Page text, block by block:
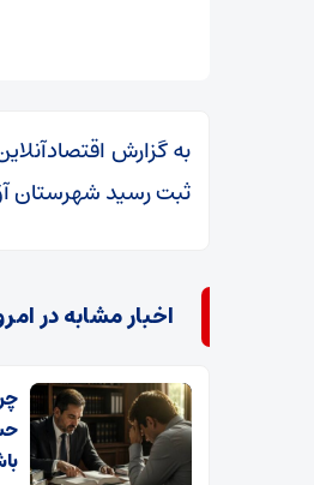
ثبت رسید شهرستان آق‌قلا
اخبار مشابه در